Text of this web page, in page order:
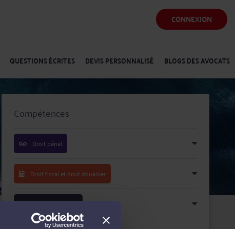
CONNEXION
QUESTIONS ÉCRITES DEVIS PERSONNALISÉ BLOGS DES AVOCATS
Compétences
Droit pénal
Droit fiscal et droit douanier
Droit des sociétés